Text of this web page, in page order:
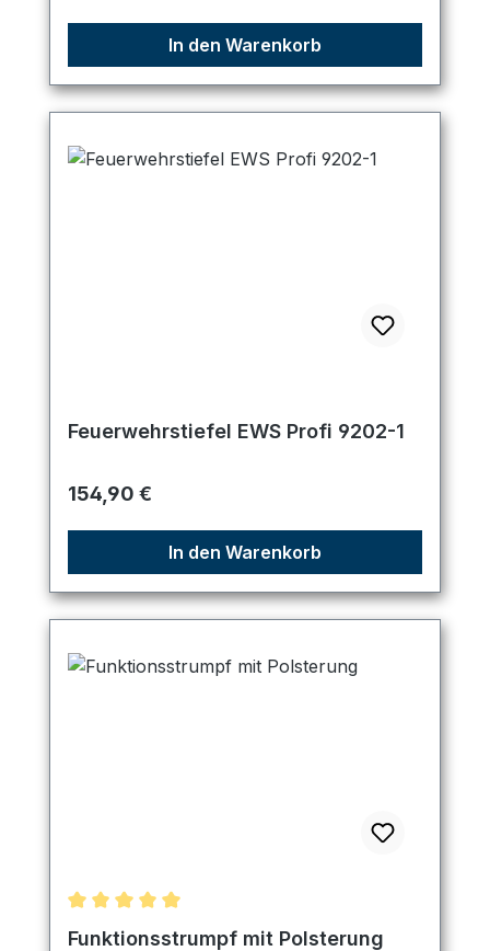
In den Warenkorb
Feuerwehrstiefel EWS Profi 9202-1
Regulärer Preis:
154,90 €
In den Warenkorb
Durchschnittliche Bewertung von 5 von 5 Sternen
Funktionsstrumpf mit Polsterung